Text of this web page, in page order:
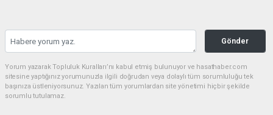
Gönder
Yorum yazarak Topluluk Kuralları’nı kabul etmiş bulunuyor ve hasathaber.com
sitesine yaptığınız yorumunuzla ilgili doğrudan veya dolaylı tüm sorumluluğu tek
başınıza üstleniyorsunuz. Yazılan tüm yorumlardan site yönetimi hiçbir şekilde
sorumlu tutulamaz.